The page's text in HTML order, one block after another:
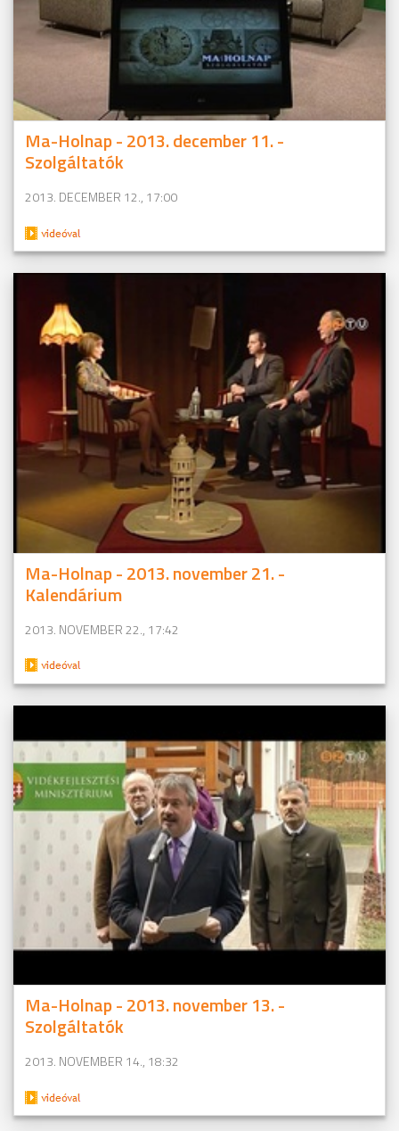
Ma-Holnap - 2013. december 11. -
Szolgáltatók
2013. DECEMBER 12., 17:00
Ma-Holnap - 2013. november 21. -
Kalendárium
2013. NOVEMBER 22., 17:42
Ma-Holnap - 2013. november 13. -
Szolgáltatók
2013. NOVEMBER 14., 18:32